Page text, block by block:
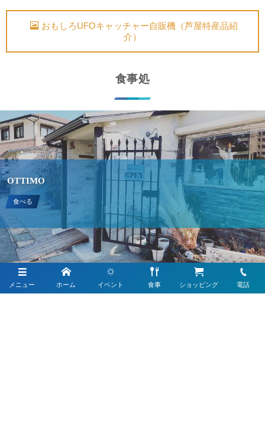
おもしろUFOキャッチャー自販機（芦屋特産品紹
介）
食事処
OTTIMO
食べる
メニュー ホーム イベント 食事 ショッピング 電話